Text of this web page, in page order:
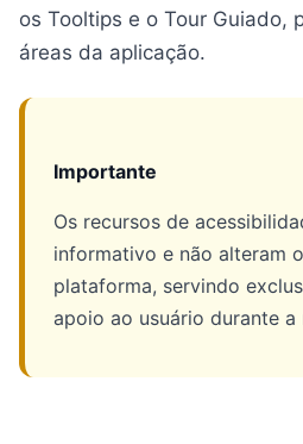
os Tooltips e o Tour Guiado,
áreas da aplicação.
Importante
Os recursos de
informativo e não alteram
plataforma, servindo
apoio ao usuário durante a